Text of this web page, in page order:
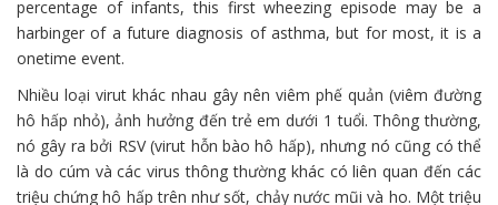
percentage of infants, this first wheezing episode may be a
harbinger of a future diagnosis of asthma, but for most, it is a
onetime event.
Nhiều loại virut khác nhau gây nên viêm phế quản (viêm đường
hô hấp nhỏ), ảnh hưởng đến trẻ em dưới 1 tuổi. Thông thường,
nó gây ra bởi RSV (virut hỗn bào hô hấp), nhưng nó cũng có thể
là do cúm và các virus thông thường khác có liên quan đến các
triệu chứng hô hấp trên như sốt, chảy nước mũi và ho. Một triệu